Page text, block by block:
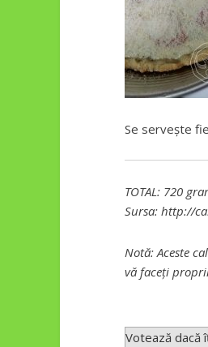
Se servește
TOTAL: 720
Sursa: http://
Notă: Aceste
vă faceți
Votează dacă